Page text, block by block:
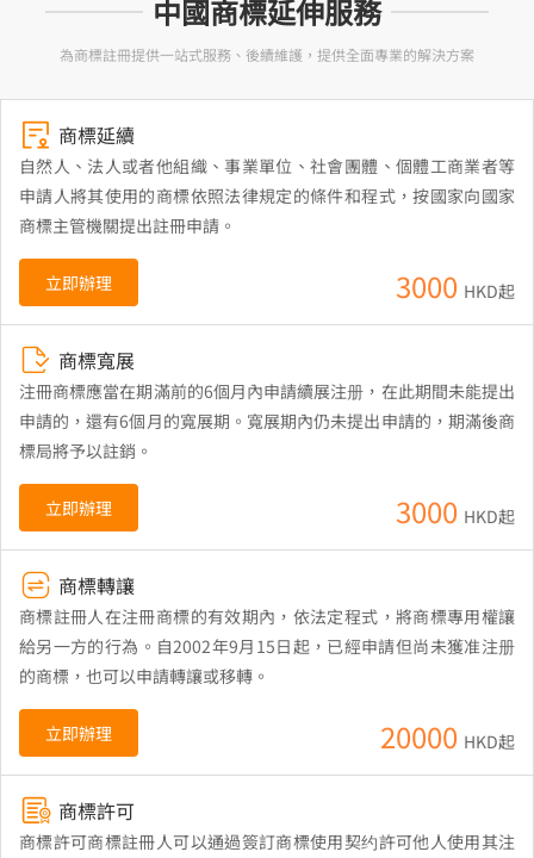
中國商標延伸服務
為商標註冊提供一站式服務、後續維護，提供全面專業的解決方案
商標延續
自然人、法人或者他組織、事業單位、社會團體、個體工商業者等
申請人將其使用的商標依照法律規定的條件和程式，按國家向國家
商標主管機關提出註冊申請。
立即辦理 3000 HKD起
商標寬展
注冊商標應當在期滿前的6個月內申請續展注册，在此期間未能提出
申請的，還有6個月的寬展期。寬展期內仍未提出申請的，期滿後商
標局將予以註銷。
立即辦理 3000 HKD起
商標轉讓
商標註冊人在注冊商標的有效期內，依法定程式，將商標專用權讓
給另一方的行為。自2002年9月15日起，已經申請但尚未獲准注册
的商標，也可以申請轉讓或移轉。
立即辦理 20000 HKD起
商標許可
商標許可商標註冊人可以通過簽訂商標使用契约許可他人使用其注